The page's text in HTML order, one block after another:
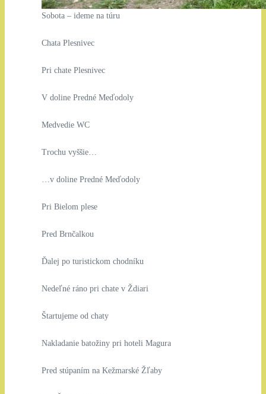
Sobota – ideme na túru
Chata Plesnivec
Pri chate Plesnivec
V doline Predné Meďodoly
Medvedie WC
Trochu vyššie…
…v doline Predné Meďodoly
Pri Bielom plese
Pred Brnčalkou
Ďalej po turistickom chodníku
Nedeľné ráno pri chate v Ždiari
Štartujeme od chaty
Nakladanie batožiny pri hoteli Magura
Pred stúpaním na Kežmarské Žľaby